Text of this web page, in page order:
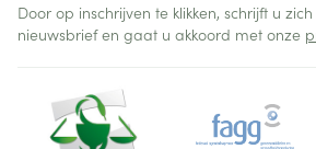
Door op inschrijven te klikken, schrijft u
nieuwsbrief en gaat u akkoord met onze